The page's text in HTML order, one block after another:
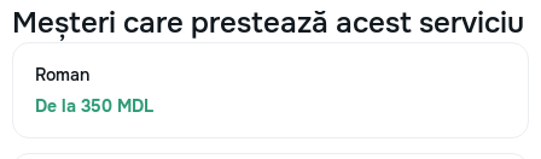
Meșteri care prestează acest serviciu
Roman
De la 350 MDL